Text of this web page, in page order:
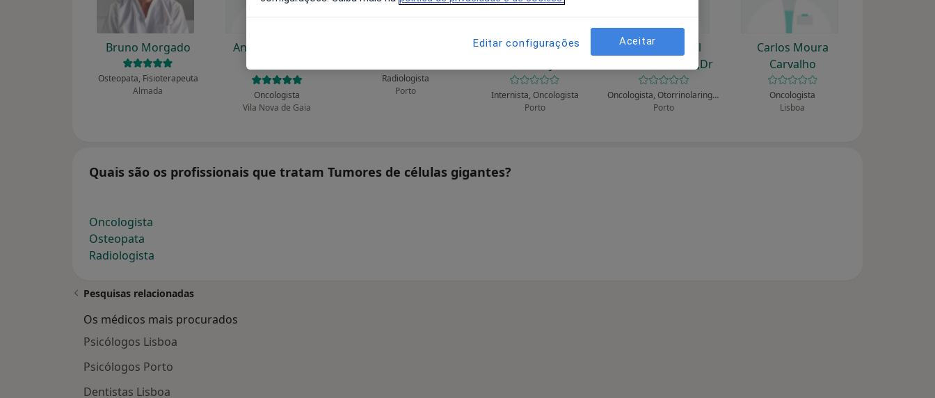
Bruno Morgado
Osteopata, Fisioterapeuta
Almada
António Moreira
Oncologista
Vila Nova de Gaia
Radiologista
Porto
Carlos Manuel Sousa
Internista, Oncologista
Porto
Carlos Manuel
Torrão Pinheiro,Dr
Oncologista, Otorrinolaringologista
Porto
Carlos Moura
Carvalho
Oncologista
Lisboa
Quais são os profissionais que tratam Tumores de células gigantes?
Oncologista
Osteopata
Radiologista
Pesquisas relacionadas
Os médicos mais procurados
Psicólogos Lisboa
Psicólogos Porto
Dentistas Lisboa
Editar configurações Aceitar